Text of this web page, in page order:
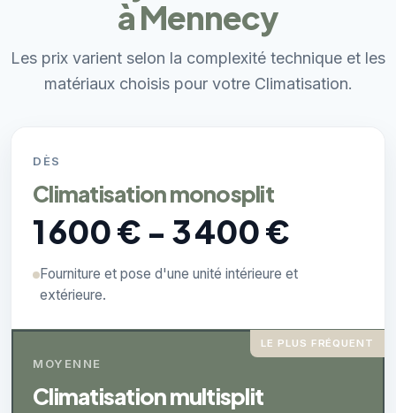
à Mennecy
Les prix varient selon la complexité technique et les
matériaux choisis pour votre Climatisation.
DÈS
Climatisation monosplit
1 600 € - 3 400 €
Fourniture et pose d'une unité intérieure et
extérieure.
LE PLUS FRÉQUENT
MOYENNE
Climatisation multisplit